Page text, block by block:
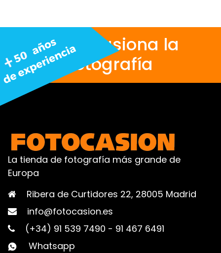
Nos apasiona la
fotografía
La tienda de fotografía más grande de
Europa
Ribera de Curtidores 22, 28005 Madrid
info@fotocasion.es
(+34) 91 539 7490 - 91 467 6491
Whatsapp